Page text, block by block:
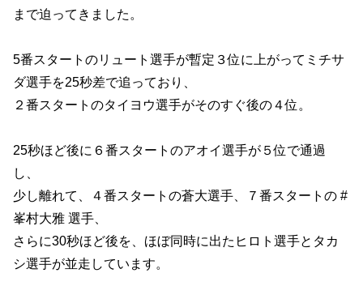
まで迫ってきました。
5番スタートのリュート選手が暫定３位に上がってミチサ
ダ選手を25秒差で追っており、
２番スタートのタイヨウ選手がそのすぐ後の４位。
25秒ほど後に６番スタートのアオイ選手が５位で通過
し、
少し離れて、４番スタートの蒼大選手、７番スタートの #
峯村大雅 選手、
さらに30秒ほど後を、ほぼ同時に出たヒロト選手とタカ
シ選手が並走しています。